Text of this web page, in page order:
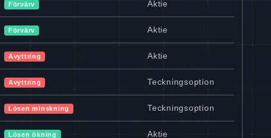
Förvärv Aktie
Förvärv Aktie
Avyttring Aktie
Avyttring Teckningsoption
Lösen minskning Teckningsoption
Lösen ökning Aktie